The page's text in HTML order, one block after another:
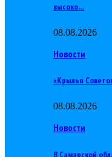
высоко…
08.08.2026
Новости
«Крылья
08.08.2026
Новости
В Самарской